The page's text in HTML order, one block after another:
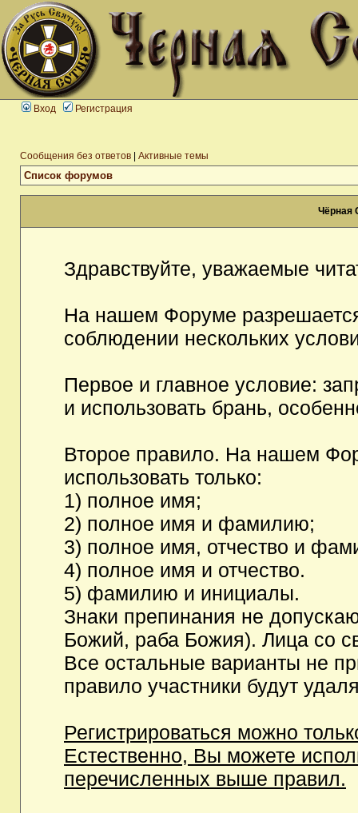
Вход Регистрация
Сообщения без ответов Активные темы
Список форумов
Чёрная
Здравствуйте, уважаемые
На нашем Форуме
соблюдении нескольких
Первое и главное условие:
и использовать брань,
Второе правило. На нашем
использовать только:
1) полное имя;
2) полное имя и фамилию;
3) полное имя, отчество и
4) полное имя и отчество.
5) фамилию и инициалы.
Знаки препинания не
Божий, раба Божия). Лица со
Все остальные варианты не
правило участники будут
Регистрироваться можно
Естественно, Вы можете
перечисленных выше правил.